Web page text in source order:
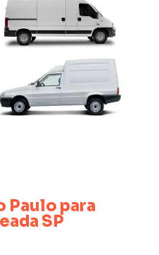
Paulo para
SP